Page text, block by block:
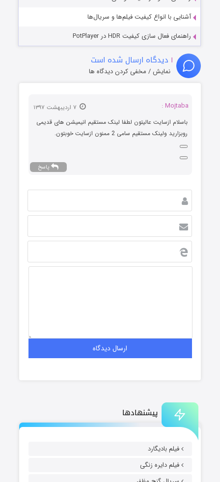
پیشنهادها
فیلم بادیگارد
فیلم دایره زنگی
آشنایی با انواع کیفیت فیلم‌ها و سریال‌ها
راهنمای فعال سازی کیفیت HDR در PotPlayer
۱ دیدگاه ارسال شده است
نمایش / مخفی کردن دیدگاه ها
Mojtaba :
باسلام ازسایت عالیتون لطفا لینک مستقیم انیمیشن های قدیمی
روبزارید ولینک مستقیم سامی 2 ممنون ازسایت خوبتون.
پاسخ